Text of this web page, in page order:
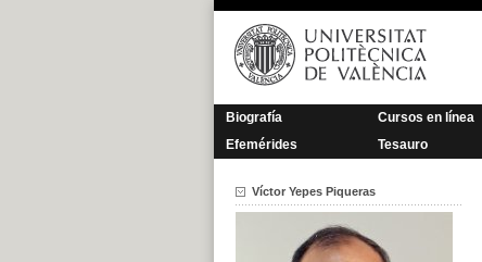
Saltar
contenido
Biografía Cursos en línea
Efemérides
Tesauro
Víctor Yepes Piqueras